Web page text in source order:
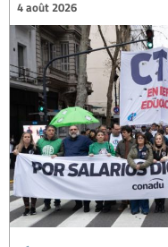
4 août 2026